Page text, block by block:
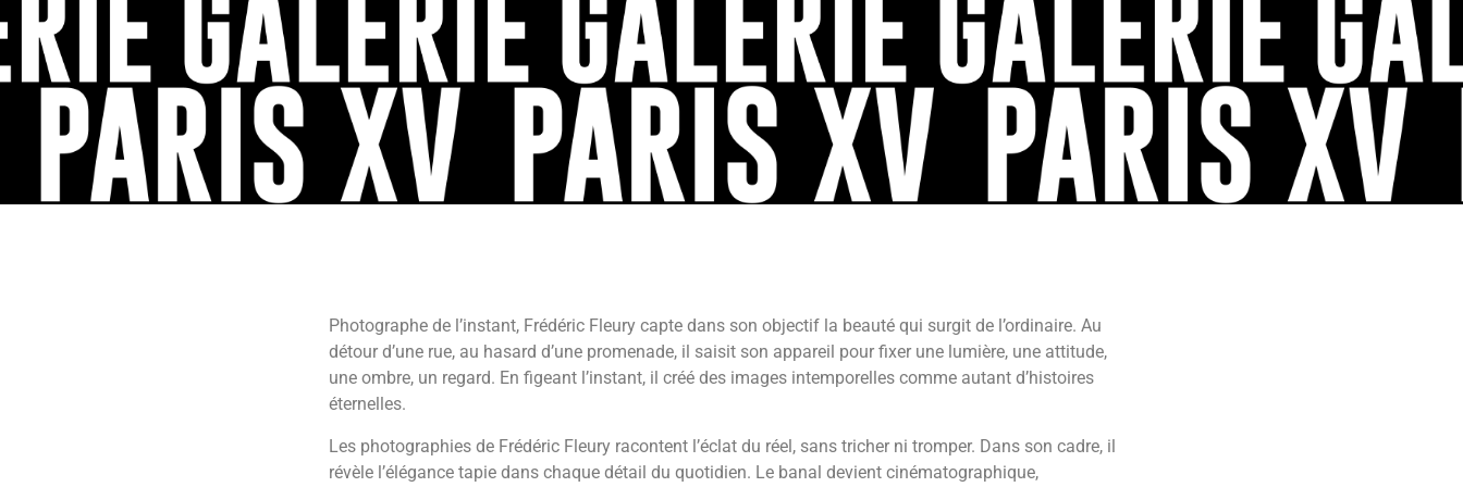
Photographe de l’instant, Frédéric Fleury capte dans son objectif la beauté qui surgit de l’ordinaire. Au
détour d’une rue, au hasard d’une promenade, il saisit son appareil pour fixer une lumière, une attitude,
une ombre, un regard. En figeant l’instant, il créé des images intemporelles comme autant d’histoires
éternelles.
Les photographies de Frédéric Fleury racontent l’éclat du réel, sans tricher ni tromper. Dans son cadre, il
révèle l’élégance tapie dans chaque détail du quotidien. Le banal devient cinématographique,